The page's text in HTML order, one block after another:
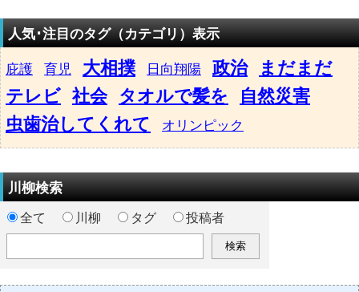
人気･注目のタグ（カテゴリ）表示
庇護 育児 大相撲 日向翔陽 政治
まだまだ
テレビ 社会 タオルで髪を
自然災害
虫歯治してくれて
オリンピック
川柳検索
全て 川柳 タグ 投稿者